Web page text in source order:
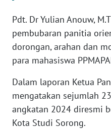
Pdt. Dr Yulian Anouw,
pembubaran panitia
dorongan, arahan dan
para mahasiswa
Dalam laporan Ketua
mengatakan sejumlah
angkatan 2024 diresmi
Kota Studi Sorong.
WN
NTT
KEPRI
WN